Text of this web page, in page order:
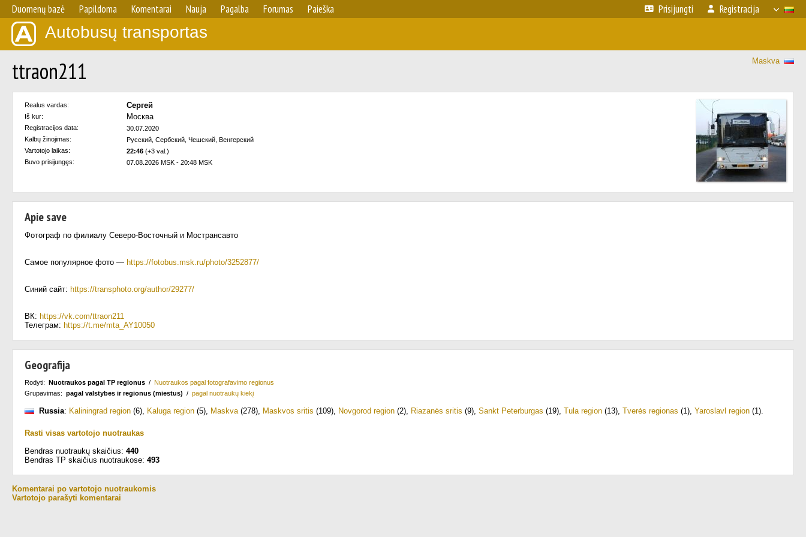
Duomenų bazė Papildoma Komentarai Nauja Pagalba Forumas Paieška Prisijungti Registracija
Autobusų transportas
Maskva
ttraon211
Realus vardas: Сергей
Iš kur: Москва
Registracijos data:
30.07.2020
Kalbų žinojimas:
Русский, Сербский, Чешский, Венгерский
Vartotojo laikas:
22:46 (+3 val.)
Buvo prisijungęs:
07.08.2026 MSK - 20:48 MSK
Apie save
Фотограф по филиалу Северо-Восточный и Мострансавто
Самое популярное фото — https://fotobus.msk.ru/photo/3252877/
Синий сайт: https://transphoto.org/author/29277/
ВК: https://vk.com/ttraon211
Телеграм: https://t.me/mta_AY10050
Geografija
Rodyti: Nuotraukos pagal TP regionus / Nuotraukos pagal fotografavimo regionus
Grupavimas: pagal valstybes ir regionus (miestus) / pagal nuotraukų kiekį
Russia: Kaliningrad region (6), Kaluga region (5), Maskva(278), Maskvos sritis (109), Novgorod region (2), Riazanės sritis (9), Sankt Peterburgas (19), Tula region (13), Tverės regionas (1), Yaroslavl region (1).
Rasti visas vartotojo nuotraukas
Bendras nuotraukų skaičius: 440
Bendras TP skaičius nuotraukose: 493
Komentarai po vartotojo nuotraukomis
Vartotojo parašyti komentarai